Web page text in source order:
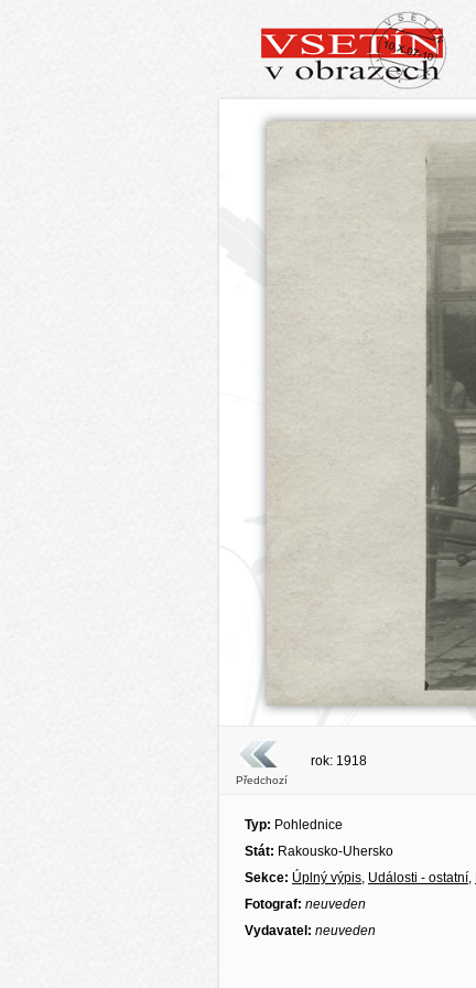
Předchozí
rok: 1918
Typ: Pohlednice
Stát: Rakousko-Uhersko
Sekce: Úplný výpis, Události - ostatní,
Fotograf: neuveden
Vydavatel: neuveden